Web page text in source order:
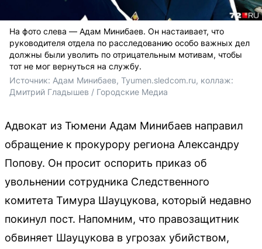
На фото слева — Адам Минибаев. Он настаивает, что
руководителя отдела по расследованию особо важных дел
должны были уволить по отрицательным мотивам, чтобы
тот не мог вернуться на службу.
Источник: Адам Минибаев, Tyumen.sledcom.ru, коллаж:
Дмитрий Гладышев / Городские Медиа
Адвокат из Тюмени Адам Минибаев направил
обращение к прокурору региона Александру
Попову. Он просит оспорить приказ об
увольнении сотрудника Следственного
комитета Тимура Шауцукова, который недавно
покинул пост. Напомним, что правозащитник
обвиняет Шауцукова в угрозах убийством,